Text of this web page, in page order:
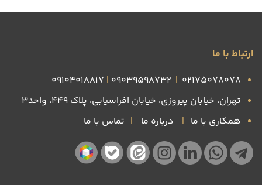
ارتباط با ما
۰۲۱۷۵۰۷۸۰۷۸ |
09039598732
|
09104018817
تهران، خیابان پیروزی، خیابان افراسیابی، پلاک ۴۴۹، واحد3
همکاری با ما | درباره ما | تماس با ما